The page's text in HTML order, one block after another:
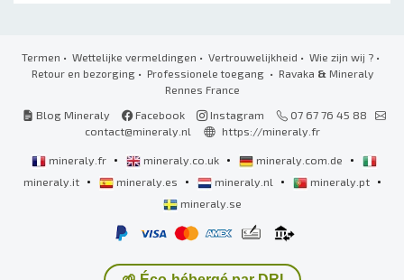
Termen • Wettelijke vermeldingen • Vertrouwelijkheid • Wie zijn wij ? •
Retour en bezorging• Professionele toegang • Ravaka & Mineraly
Rennes France
Blog Mineraly
Facebook Instagram
07 67 76 45 88
contact@mineraly.nl
https://mineraly.fr
mineraly.fr • mineraly.co.uk • mineraly.com.de •
mineraly.it • mineraly.es • mineraly.nl • mineraly.pt •
mineraly.se